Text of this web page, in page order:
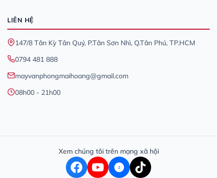
LIÊN HỆ
147/8 Tân Kỳ Tân Quý, P.Tân Sơn Nhì, Q.Tân Phú, TP.HCM
0794 481 888
mayvanphongmaihoang@gmail.com
08h00 - 21h00
Xem chúng tôi trên mạng xã hội
Z